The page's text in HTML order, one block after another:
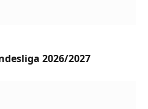
2026/2027